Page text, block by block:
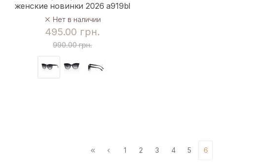
женские новинки 2026 a919bl
Нет в наличии
495.00 грн.
990.00 грн.
1 2 3 4 5 6